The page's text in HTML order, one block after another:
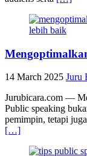
14 March 2025 Juru
Jurubicara.com —
Public speaking
pemimpin, tetapi
[…]